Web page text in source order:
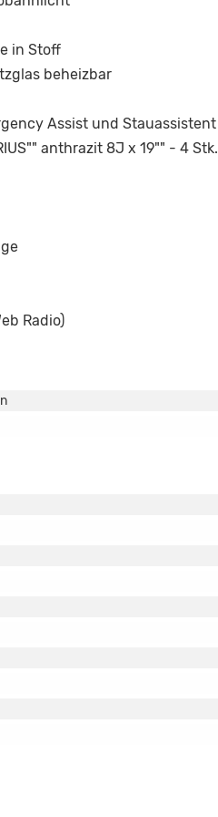
in Stoff
beheizbar
Assist und Stauassistent
anthrazit 8J x 19"" - 4 Stk.
Radio)